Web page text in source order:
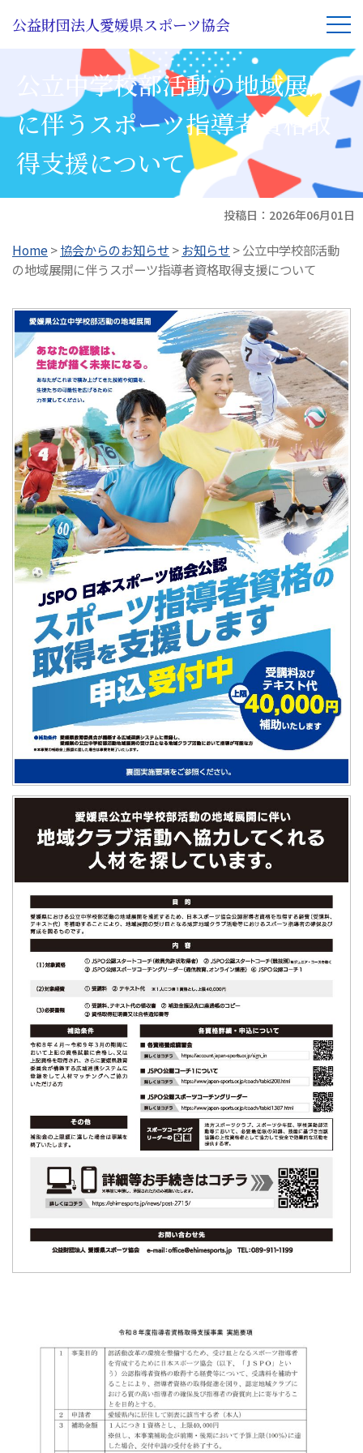
公益財団法人愛媛県スポーツ協会
公立中学校部活動の地域展開
に伴うスポーツ指導者資格取
得支援について
投稿日： 2026年06月01日
Home>協会からのお知らせ >お知らせ >公立中学校部活動
の地域展開に伴うスポーツ指導者資格取得支援について